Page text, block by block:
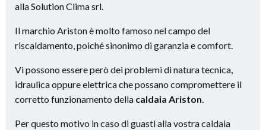
alla Solution Clima srl.
Il marchio Ariston è molto famoso nel campo del
riscaldamento, poiché sinonimo di garanzia e comfort.
Vi possono essere però dei problemi di natura tecnica,
idraulica oppure elettrica che possano compromettere il
corretto funzionamento della caldaia Ariston.
Per questo motivo in caso di guasti alla vostra caldaia